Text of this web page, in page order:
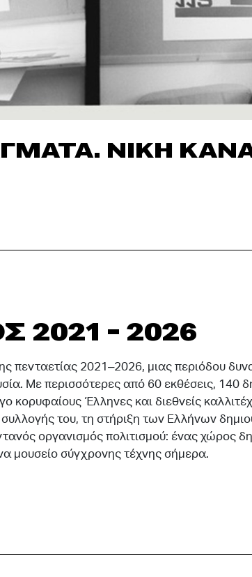
- 2026
πενταετίας 2021–2026, μιας περιόδου
Με περισσότερες από 60 εκθέσεις, 140
Έλληνες και διεθνείς
του, τη στήριξη των Ελλήνων
οργανισμός πολιτισμού: ένας χώρος
μουσείο σύγχρονης τέχνης σήμερα.